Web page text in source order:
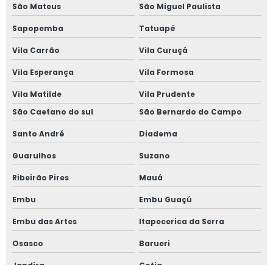
São Mateus São Miguel Paulista
Sapopemba Tatuapé
Vila Carrão Vila Curuçá
Vila Esperança Vila Formosa
Vila Matilde
Vila Prudente
São Caetano do sul
São Bernardo do Campo
Santo André Diadema
Guarulhos Suzano
Ribeirão Pires Mauá
Embu Embu Guaçú
Embu das Artes Itapecerica da Serra
Osasco Barueri